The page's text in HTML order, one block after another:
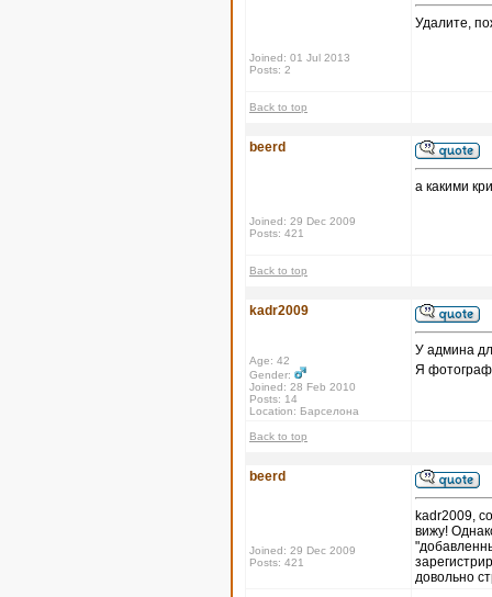
Joined: 01 Jul 2013
Posts: 2
Удалите,
Back to top
beerd
Joined: 29 Dec 2009
Posts: 421
а какими
Back to top
kadr2009
Age: 42
Gender:
Joined: 28 Feb 2010
Posts: 14
Location: Барселона
У админа
Я
Back to top
beerd
Joined: 29 Dec 2009
Posts: 421
kadr2009,
вижу!
довольно